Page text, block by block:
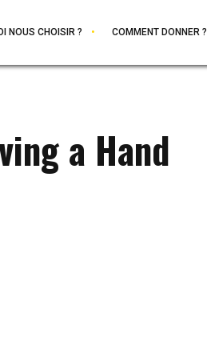
NOUS CHOISIR ? COMMENT DONNER ?
a Hand